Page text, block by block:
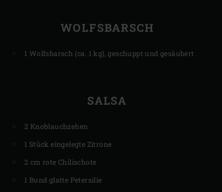
WOLFSBARSCH
1 Wolfsbarsch (ca. 1 kg), geschuppt und gesäubert
SALSA
2 Knoblauchzehen
1 Stück eingelegte Zitrone
2 cm rote Chilischote
1 Bund glatte Petersilie